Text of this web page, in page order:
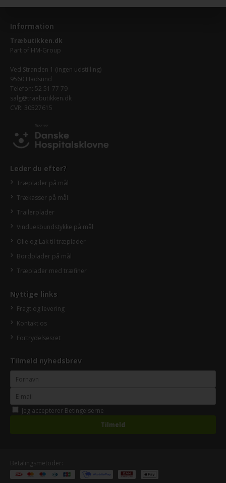
Information
Træbutikken.dk
Part of HM-Group
Ved Stranden 1 (ingen udstilling)
9560 Hadsund
Telefon: 52 51 77 79
salg@traebutikken.dk
CVR: 30527615
Leder du efter?
Træplader på mål
Trækasser på mål
Trailerplader
Vinduesbundstykke på mål
Olie og Lak til træplader
Bordplader på mål
Træplader med træfiner
Nyttige links
Fragt og levering
Kontakt os
Fortrydelsesret
Tilmeld nyhedsbrev
Jeg accepterer Betingelserne
Betalingsmetoder: